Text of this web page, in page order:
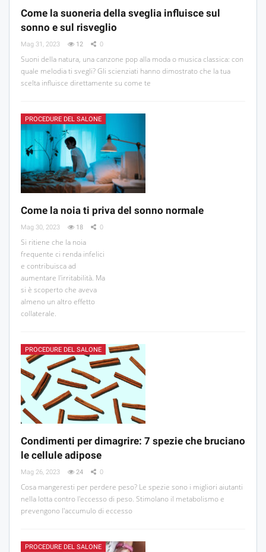
Come la suoneria della sveglia influisce sul
sonno e sul risveglio
Mag 31, 2023 12 0
Suoni della natura, una canzone pop alla moda o musica classica: con
quale melodia ti svegli? Gli scienziati hanno dimostrato che la tua
scelta influisce direttamente su come te
PROCEDURE DEL SALONE
Come la noia ti priva del sonno normale
Mag 30, 2023 18 0
Si ritiene che la noia
frequente ci renda infelici
e contribuisca ad
aumentare l'irritabilità. Ma
si è scoperto che aveva
almeno un altro effetto
collaterale.
PROCEDURE DEL SALONE
Condimenti per dimagrire: 7 spezie che bruciano
le cellule adipose
Mag 26, 2023 24 0
Cosa mangeresti per perdere peso? Le spezie sono i migliori aiutanti
nella lotta contro l'eccesso di peso. Stimolano il metabolismo e
prevengono l'accumulo di eccesso
PROCEDURE DEL SALONE